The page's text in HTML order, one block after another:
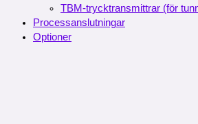
TBM-trycktransmittrar (för
Processanslutningar
Optioner